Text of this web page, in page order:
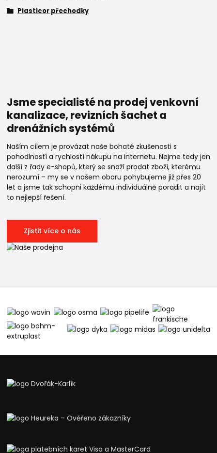
Plasticor přechodky
Jsme specialisté na prodej venkovní
kanalizace, revizních šachet a
drenážních systémů
Naším cílem je provázat naše bohaté zkušenosti s
pohodlností a rychlostí nákupu na internetu. Nejme tedy jen
další z řady e-shopů, který se snaží prodat zboží, kterému
nerozumí – my se v našem oboru pohybujeme již přes 20
let a jsme tak schopni každému individuálně poradit a najít
to nejlepší řešení.
Zjistit více o nás